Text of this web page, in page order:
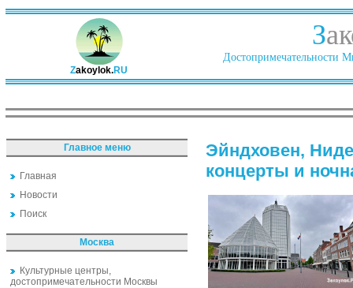
Zakoylok.RU
З
Достопримечательности
Главное меню
Главная
Новости
Поиск
Москва
Культурные центры,
достопримечательности Москвы
Эйндховен,
концерты и